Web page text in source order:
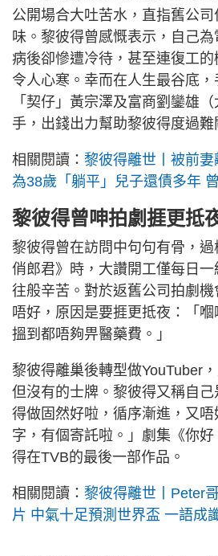
公開場合大吐苦水，直指舊公
味。黎彼得曾感慨表示，自己
病後卻慘遭冷待，甚至連復工
令人心寒。幸而在人生最谷底
「契仔」黃宗澤及富商劉鑾雄
手，出錢出力幫助黎彼得度過難
相關閱讀： 黎彼得離世丨被前妻
為38歲「躺平」兒子還債多年
黎彼得曾呻拍劇捱更抵
黎彼得曾在訪問中句句有骨，
俏郎君》時，大讚開工僅每日
往般辛苦。對於返舊公司拍劇
唔好，原因是要捱更抵夜：「嗰
搵到都唔夠畀醫藥費。」
黎彼得離巢後轉型做YouTuber
但沒有的士牌。黎彼得又稱自
得做固然好啦，循序漸進，又
字，有個寄託啦。」劇集《你
得在TVB的最後一部作品。
相關閱讀： 黎彼得離世丨Peter
片 中氣十足預測世界盃 一語成